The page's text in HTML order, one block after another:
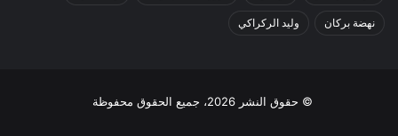
نهضة بركان وليد الركراكي
© حقوق النشر 2026، جميع الحقوق محفوظة